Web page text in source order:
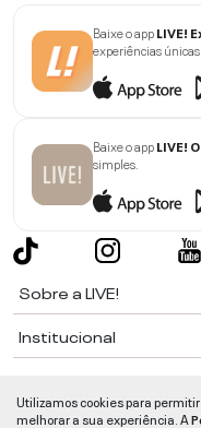
Baixe o appLIVE!
experiências únicas.
Baixe o appLIVE!
simples.
Sobre a LIVE!
Institucional
Ajuda
Utilizamos cookies para
melhorar a sua experiência. A